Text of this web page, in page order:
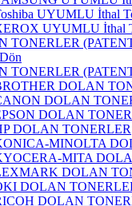
UYUMLU İthal
UYUMLU İthal
TONERLER
TONERLER
DOLAN
DOLAN
DOLAN
DOLAN TONERLER
MINOLTA
MITA
DOLAN
DOLAN
DOLAN